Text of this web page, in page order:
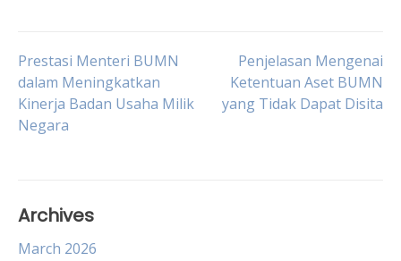
Post
navigation
Prestasi Menteri BUMN
dalam Meningkatkan
Kinerja Badan Usaha Milik
Negara
Penjelasan Mengenai
Ketentuan Aset BUMN
yang Tidak Dapat Disita
Archives
March 2026